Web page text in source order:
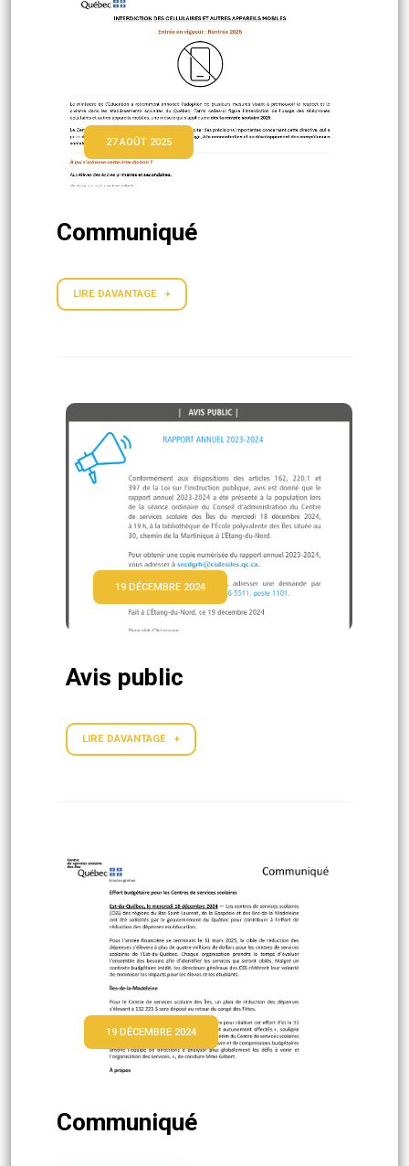
27 AOÛT 2025
Communiqué
LIRE DAVANTAGE +
19 DÉCEMBRE 2024
Avis public
LIRE DAVANTAGE +
19 DÉCEMBRE 2024
Communiqué